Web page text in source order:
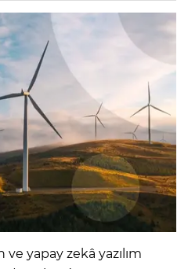
yapay zekâ yazılım